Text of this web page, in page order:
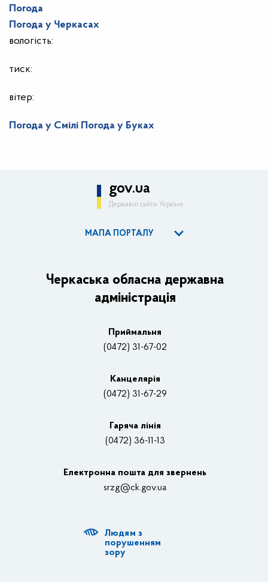
Погода
Погода у Черкасах
вологість:
тиск:
вітер:
Погода у Смілі Погода у Буках
gov.ua
Державні сайти України
МАПА ПОРТАЛУ
Керівництво адміністрації
Основні завдання та нормативно-правові засади
Нагороди
Контакти
Відеотрансляції
Структурні підрозділи ОДА
Діяльність ОДА
Черкаська обласна державна
адміністрація
Приймальня
(0472) 31-67-02
Канцелярiя
(0472) 31-67-29
Гаряча лінія
(0472) 36-11-13
Електронна пошта для звернень
srzg@ck.gov.ua
Людям з
порушенням
зору